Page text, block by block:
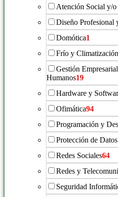
Atención Social y/o
Diseño Profesional
Domótica1
Frío y Climatización
Gestión
Humanos19
Hardware y
Ofimática94
Programación y
Protección de Datos
Redes Sociales64
Redes y
Seguridad